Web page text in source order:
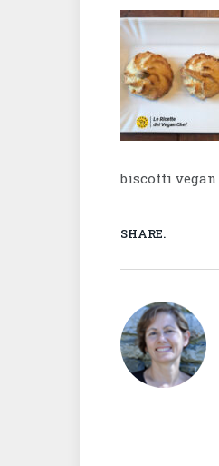
biscotti
SHARE.